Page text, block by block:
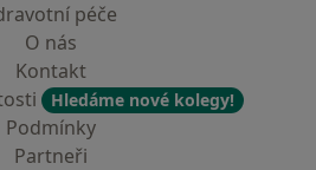
péče
O nás
Kontakt
Hledáme nové kolegy!
Podmínky
Partneři